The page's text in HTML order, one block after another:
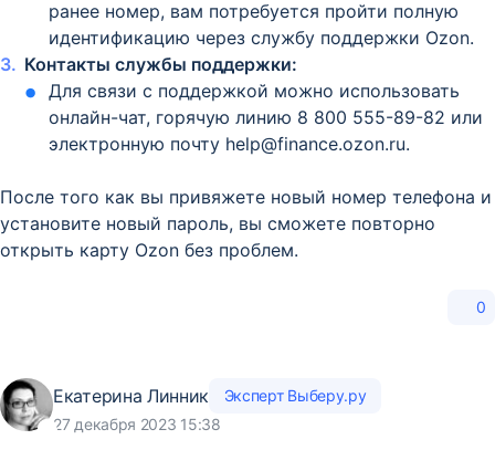
ранее номер, вам потребуется пройти полную
идентификацию через службу поддержки Ozon.
Контакты службы поддержки:
Для связи с поддержкой можно использовать
онлайн-чат, горячую линию 8 800 555-89-82 или
электронную почту help@finance.ozon.ru.
После того как вы привяжете новый номер телефона и
установите новый пароль, вы сможете повторно
открыть карту Ozon без проблем.
0
Екатерина Линник
Эксперт Выберу.ру
27 декабря 2023 15:38